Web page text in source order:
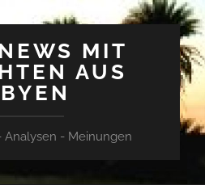
MIT
AUS
- Meinungen